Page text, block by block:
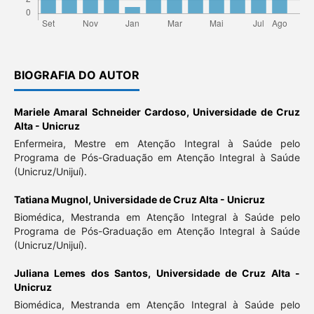
BIOGRAFIA DO AUTOR
Mariele Amaral Schneider Cardoso,Universidade de Cruz
Alta - Unicruz
Enfermeira, Mestre em Atenção Integral à Saúde pelo
Programa de Pós-Graduação em Atenção Integral à Saúde
(Unicruz/Unijuí).
Tatiana Mugnol, Universidade de Cruz Alta - Unicruz
Biomédica, Mestranda em Atenção Integral à Saúde pelo
Programa de Pós-Graduação em Atenção Integral à Saúde
(Unicruz/Unijuí).
Juliana Lemes dos Santos, Universidade de Cruz Alta -
Unicruz
Biomédica, Mestranda em Atenção Integral à Saúde pelo